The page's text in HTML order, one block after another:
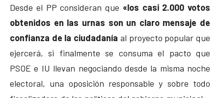
Desde el PP consideran que «los casi 2.000 votos
obtenidos en las urnas son un claro mensaje de
confianza de la ciudadanía al proyecto popular que
ejercerá, si finalmente se consuma el pacto que
PSOE e IU llevan negociando desde la misma noche
electoral, una oposición responsable y sobre todo